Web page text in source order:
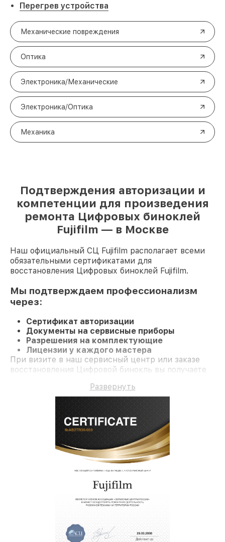
Перегрев устройства
Механические повреждения
Оптика
Электроника/Механические
Электроника/Оптика
Механика
Подтверждения авторизации и
компетенции для произведения
ремонта Цифровых биноклей
Fujifilm — в Москве
Наш официальный СЦ Fujifilm располагает всеми
обязательными сертификатами для
восстановления Цифровых биноклей Fujifilm.
Мы подтверждаем профессионализм
через:
Сертификат авторизации
Документы на сервисные приборы
Разрешения на комплектующие
Лицензии у каждого мастера
При визите в наш сервисный центр или заказе
восстановления Цифровой бинокль вы получаете
работы и комплектующие.
Развернуть